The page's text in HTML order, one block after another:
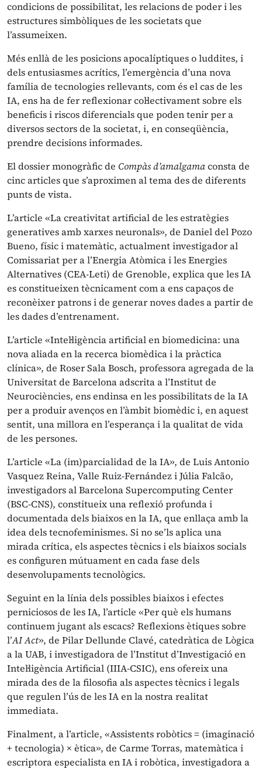
condicions de possibilitat, les relacions de poder i les
estructures simbòliques de les societats que
l’assumeixen.
Més enllà de les posicions apocalíptiques o luddites, i
dels entusiasmes acrítics, l’emergència d’una nova
família de tecnologies rellevants, com és el cas de les
IA, ens ha de fer reflexionar col·lectivament sobre els
beneficis i riscos diferencials que poden tenir per a
diversos sectors de la societat, i, en conseqüència,
prendre decisions informades.
El dossier monogràfic de Compàs d’amalgamaconsta de
cinc articles que s’aproximen al tema des de diferents
punts de vista.
L’article «La creativitat artificial de les estratègies
generatives amb xarxes neuronals», de Daniel del Pozo
Bueno, físic i matemàtic, actualment investigador al
Comissariat per a l’Energia Atòmica i les Energies
Alternatives (CEA-Leti) de Grenoble, explica que les IA
es constitueixen tècnicament com a ens capaços de
reconèixer patrons i de generar noves dades a partir de
les dades d’entrenament.
L’article «Intel·ligència artificial en biomedicina: una
nova aliada en la recerca biomèdica i la pràctica
clínica», de Roser Sala Bosch, professora agregada de la
Universitat de Barcelona adscrita a l’Institut de
Neurociències, ens endinsa en les possibilitats de la IA
per a produir avenços en l’àmbit biomèdic i, en aquest
sentit, una millora en l’esperança i la qualitat de vida
de les persones.
L’article «La (im)parcialidad de la IA», de Luis Antonio
Vasquez Reina, Valle Ruiz-Fernández i Júlia Falcão,
investigadors al Barcelona Supercomputing Center
(BSC-CNS), constitueix una reflexió profunda i
documentada dels biaixos en la IA, que enllaça amb la
idea dels tecnofeminismes. Si no se’ls aplica una
mirada crítica, els aspectes tècnics i els biaixos socials
es configuren mútuament en cada fase dels
desenvolupaments tecnològics.
Seguint en la línia dels possibles biaixos i efectes
perniciosos de les IA, l’article «Per què els humans
continuem jugant als escacs? Reflexions ètiques sobre
l’AI Act», de Pilar Dellunde Clavé, catedràtica de Lògica
a la UAB, i investigadora de l’Institut d’Investigació en
Intel·ligència Artificial (IIIA-CSIC), ens ofereix una
mirada des de la filosofia als aspectes tècnics i legals
que regulen l’ús de les IA en la nostra realitat
immediata.
Finalment, a l’article, «Assistents robòtics = (imaginació
+ tecnologia) × ètica», de Carme Torras, matemàtica i
escriptora especialista en IA i robòtica, investigadora a